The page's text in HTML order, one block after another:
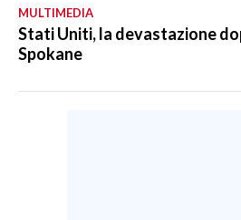
MULTIMEDIA
Stati Uniti, la devastazione
Spokane